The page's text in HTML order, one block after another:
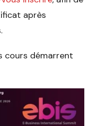
après
cours démarrent